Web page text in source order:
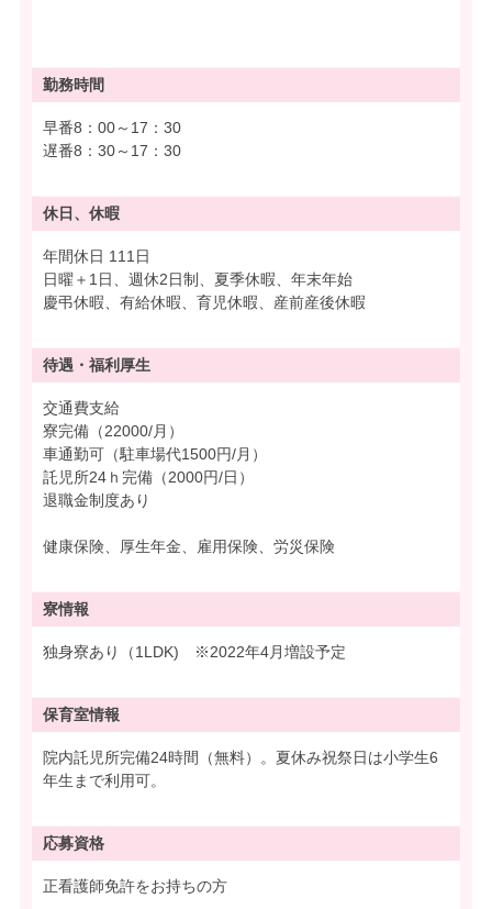
勤務時間
早番8：00～17：30
遅番8：30～17：30
休日、休暇
年間休日 111日
日曜＋1日、週休2日制、夏季休暇、年末年始
慶弔休暇、有給休暇、育児休暇、産前産後休暇
待遇・ 福利厚生
交通費支給
寮完備（22000/月）
車通勤可（駐車場代1500円/月）
託児所24ｈ完備（2000円/日）
退職金制度あり
健康保険、厚生年金、雇用保険、労災保険
寮情報
独身寮あり（1LDK) ※2022年4月増設予定
保育室情報
院内託児所完備24時間（無料）。夏休み祝祭日は小学生6
年生まで利用可。
応募資格
正看護師免許をお持ちの方